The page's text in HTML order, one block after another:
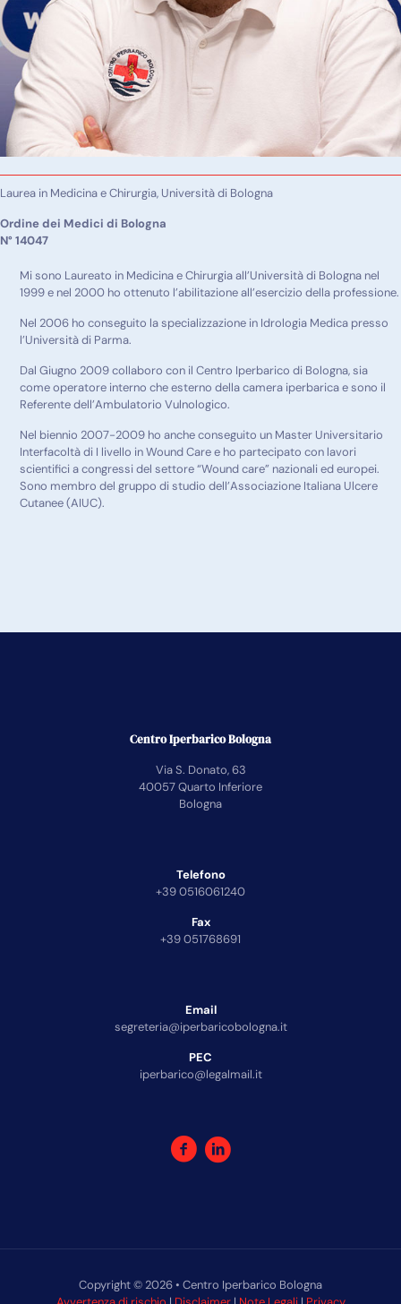
Laurea in Medicina e Chirurgia, Università di Bologna
Ordine dei Medici di Bologna
N° 14047
Mi sono Laureato in Medicina e Chirurgia all’Università di Bologna nel
1999 e nel 2000 ho ottenuto l’abilitazione all’esercizio della professione.
Nel 2006 ho conseguito la specializzazione in Idrologia Medica presso
l’Università di Parma.
Dal Giugno 2009 collaboro con il Centro Iperbarico di Bologna, sia
come operatore interno che esterno della camera iperbarica e sono il
Referente dell’Ambulatorio Vulnologico.
Nel biennio 2007-2009 ho anche conseguito un Master Universitario
Interfacoltà di I livello in Wound Care e ho partecipato con lavori
scientifici a congressi del settore “Wound care” nazionali ed europei.
Sono membro del gruppo di studio dell’Associazione Italiana Ulcere
Cutanee (AIUC).
Centro Iperbarico Bologna
Via S. Donato, 63
40057 Quarto Inferiore
Bologna
Telefono
+39 0516061240
Fax
+39 051768691
Email
segreteria@iperbaricobologna.it
PEC
iperbarico@legalmail.it
Copyright © 2026 • Centro Iperbarico Bologna